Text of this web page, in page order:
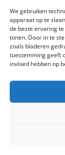
We gebruiken
apparaat op te
de beste ervaring
tonen. Door in te
zoals bladeren
toestemming geeft
invloed hebben op
9482 WR
Nederland
T+31 (0) 592
E
Copyright